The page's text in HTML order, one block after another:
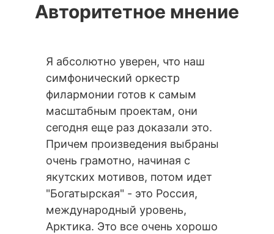
Авторитетное мнение
Я абсолютно уверен, что наш
симфонический оркестр
филармонии готов к самым
масштабным проектам, они
сегодня еще раз доказали это.
Причем произведения выбраны
очень грамотно, начиная с
якутских мотивов, потом идет
"Богатырская" - это Россия,
международный уровень,
Арктика. Это все очень хорошо